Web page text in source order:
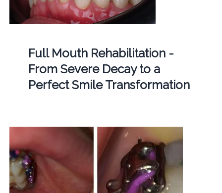
Full Mouth Rehabilitation -
From Severe Decay to a
Perfect Smile Transformation